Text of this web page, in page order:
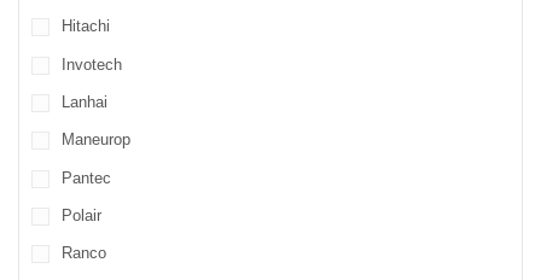
Hitachi
Invotech
Lanhai
Maneurop
Pantec
Polair
Ranco